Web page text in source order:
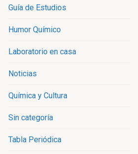
Guía de Estudios
Humor Químico
Laboratorio en casa
Noticias
Química y Cultura
Sin categoría
Tabla Periódica